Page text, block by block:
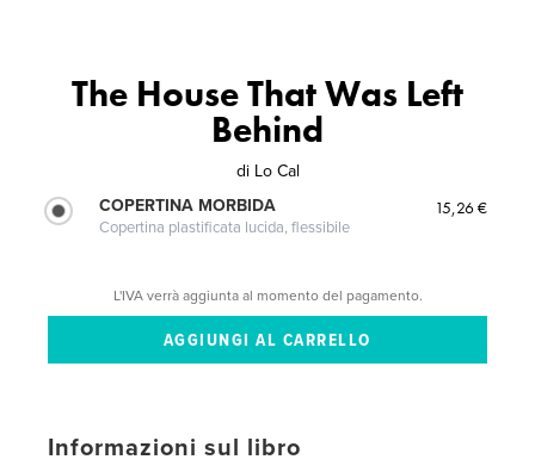
The House That Was Left
Behind
di Lo Cal
COPERTINA MORBIDA
Copertina plastificata lucida, flessibile
15,26 €
L'IVA verrà aggiunta al momento del pagamento.
Informazioni sul libro